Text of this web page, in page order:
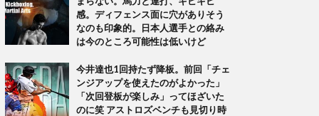
感。ディフェンス面に穴がありそう
なのも印象的。日本人選手との絡み
は今のところ可能性は低いけど
今井達也1回持たず降板。前回「チェ
ンジアップを使えたのがよかった」
「次回登板が楽しみ」ってほざいた
のに笑 アストロズベンチも見切り時